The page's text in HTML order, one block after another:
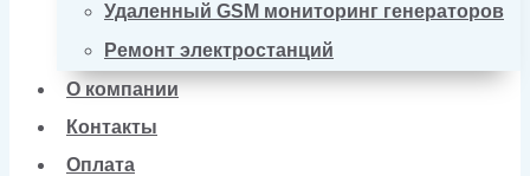
Удаленный GSM мониторинг генераторов
Ремонт электростанций
О компании
Контакты
Оплата